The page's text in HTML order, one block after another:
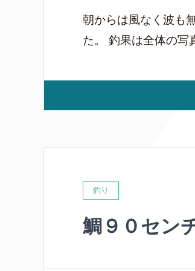
朝からは風なく波も
た。 釣果は全体の写
釣り
鯛９０セン